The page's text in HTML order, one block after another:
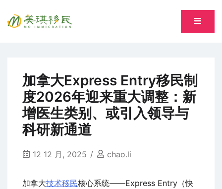
专注萨省持牌移民专业顾问 Song, Tiantian R520277
加拿大Express Entry移民制
度2026年迎来重大调整：新
增医生类别、或引入领导与
科研新通道
12 12 月, 2025 chao.li
加拿大技术移民核心系统——Express Entry（快